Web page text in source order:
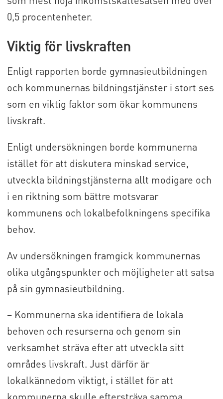
0,5 procentenheter.
Viktig för livskraften
Enligt rapporten borde gymnasieutbildningen
och kommunernas bildningstjänster i stort ses
som en viktig faktor som ökar kommunens
livskraft.
Enligt undersökningen borde kommunerna
istället för att diskutera minskad service,
utveckla bildningstjänsterna allt modigare och
i en riktning som bättre motsvarar
kommunens och lokalbefolkningens specifika
behov.
Av undersökningen framgick kommunernas
olika utgångspunkter och möjligheter att satsa
på sin gymnasieutbildning.
– Kommunerna ska identifiera de lokala
behoven och resurserna och genom sin
verksamhet sträva efter att utveckla sitt
områdes livskraft. Just därför är
lokalkännedom viktigt, i stället för att